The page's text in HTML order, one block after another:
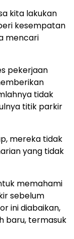
kita lakukan
kesempatan
mencari
pekerjaan
tidak
titik parkir
mereka tidak
yang tidak
memahami
sebelum
ini diabaikan,
baru, termasuk